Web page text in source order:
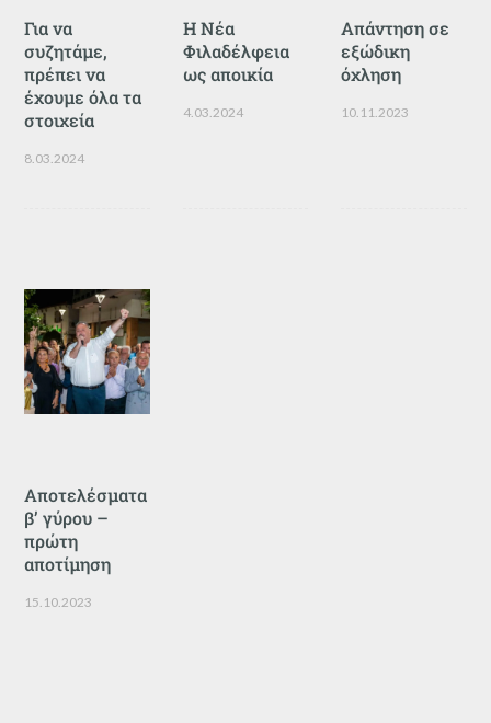
Για να
συζητάμε,
πρέπει να
έχουμε όλα τα
στοιχεία
8.03.2024
Η Νέα
Φιλαδέλφεια
ως αποικία
4.03.2024
Απάντηση σε
εξώδικη
όχληση
10.11.2023
Αποτελέσματα
β’ γύρου –
πρώτη
αποτίμηση
15.10.2023